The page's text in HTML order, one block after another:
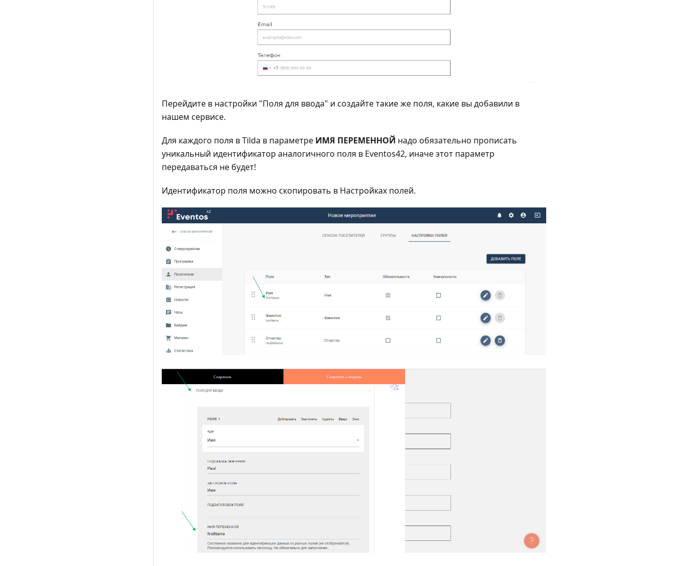
Перейдите в настройки "Поля для ввода" и создайте такие же поля, какие вы добавили в
нашем сервисе.
Для каждого поля в Tilda в параметре ИМЯ ПЕРЕМЕННОЙ надо обязательно прописать
уникальный идентификатор аналогичного поля в Eventos42, иначе этот параметр
передаваться не будет!
Идентификатор поля можно скопировать в Настройках полей.